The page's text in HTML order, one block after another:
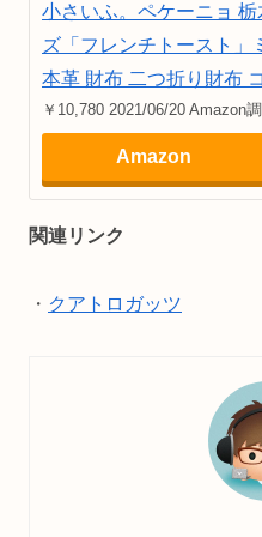
小さいふ。ペケーニョ
ズ「フレンチトースト」
本革 財布 二つ折り財布
￥10,780 2021/06/20 Amazon
Amazon
関連リンク
・ クアトロガッツ